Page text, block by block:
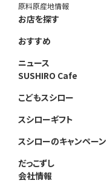
原料原産地情報
お店を探す
おすすめ
ニュース
SUSHIRO Cafe
こどもスシロー
スシローギフト
スシローのキャンペーン
だっこずし
会社情報